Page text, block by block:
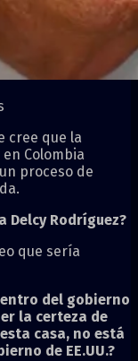
cree que la
Colombia
proceso de
Delcy Rodríguez?
que sería
del gobierno
la certeza de
casa, no está
de EE.UU.?